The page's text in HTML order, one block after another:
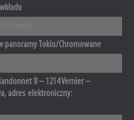
panoramy Tokio/Chromowane
8 – 1214 Vernier –
adres elektroniczny: